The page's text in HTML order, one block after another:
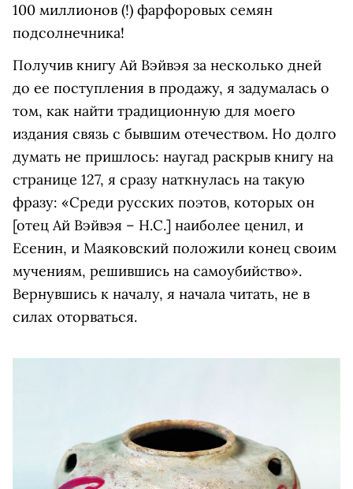
100 миллионов (!) фарфоровых семян
подсолнечника!
Получив книгу Ай Вэйвэя за несколько дней
до ее поступления в продажу, я задумалась о
том, как найти традиционную для моего
издания связь с бывшим отечеством. Но долго
думать не пришлось: наугад раскрыв книгу на
странице 127, я сразу наткнулась на такую
фразу: «Среди русских поэтов, которых он
[отец Ай Вэйвэя – Н.С.] наиболее ценил, и
Есенин, и Маяковский положили конец своим
мучениям, решившись на самоубийство».
Вернувшись к началу, я начала читать, не в
силах оторваться.